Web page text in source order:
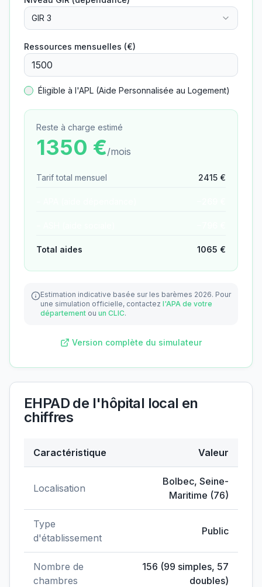
GIR 3
Ressources mensuelles (€)
Éligible à l'APL (Aide Personnalisée au Logement)
Reste à charge estimé
1350 €/mois
Tarif total mensuel 2415 €
Total aides 1065 €
Estimation indicative basée sur les barèmes 2026. Pour
une simulation officielle, contactez l'APA de votre
département ou un CLIC.
Version complète du simulateur
EHPAD de l'hôpital local en
chiffres
Caractéristique Valeur
Localisation
Bolbec, Seine-
Maritime (76)
Type
d'établissement
Public
Nombre de
chambres
156 (99 simples, 57
doubles)